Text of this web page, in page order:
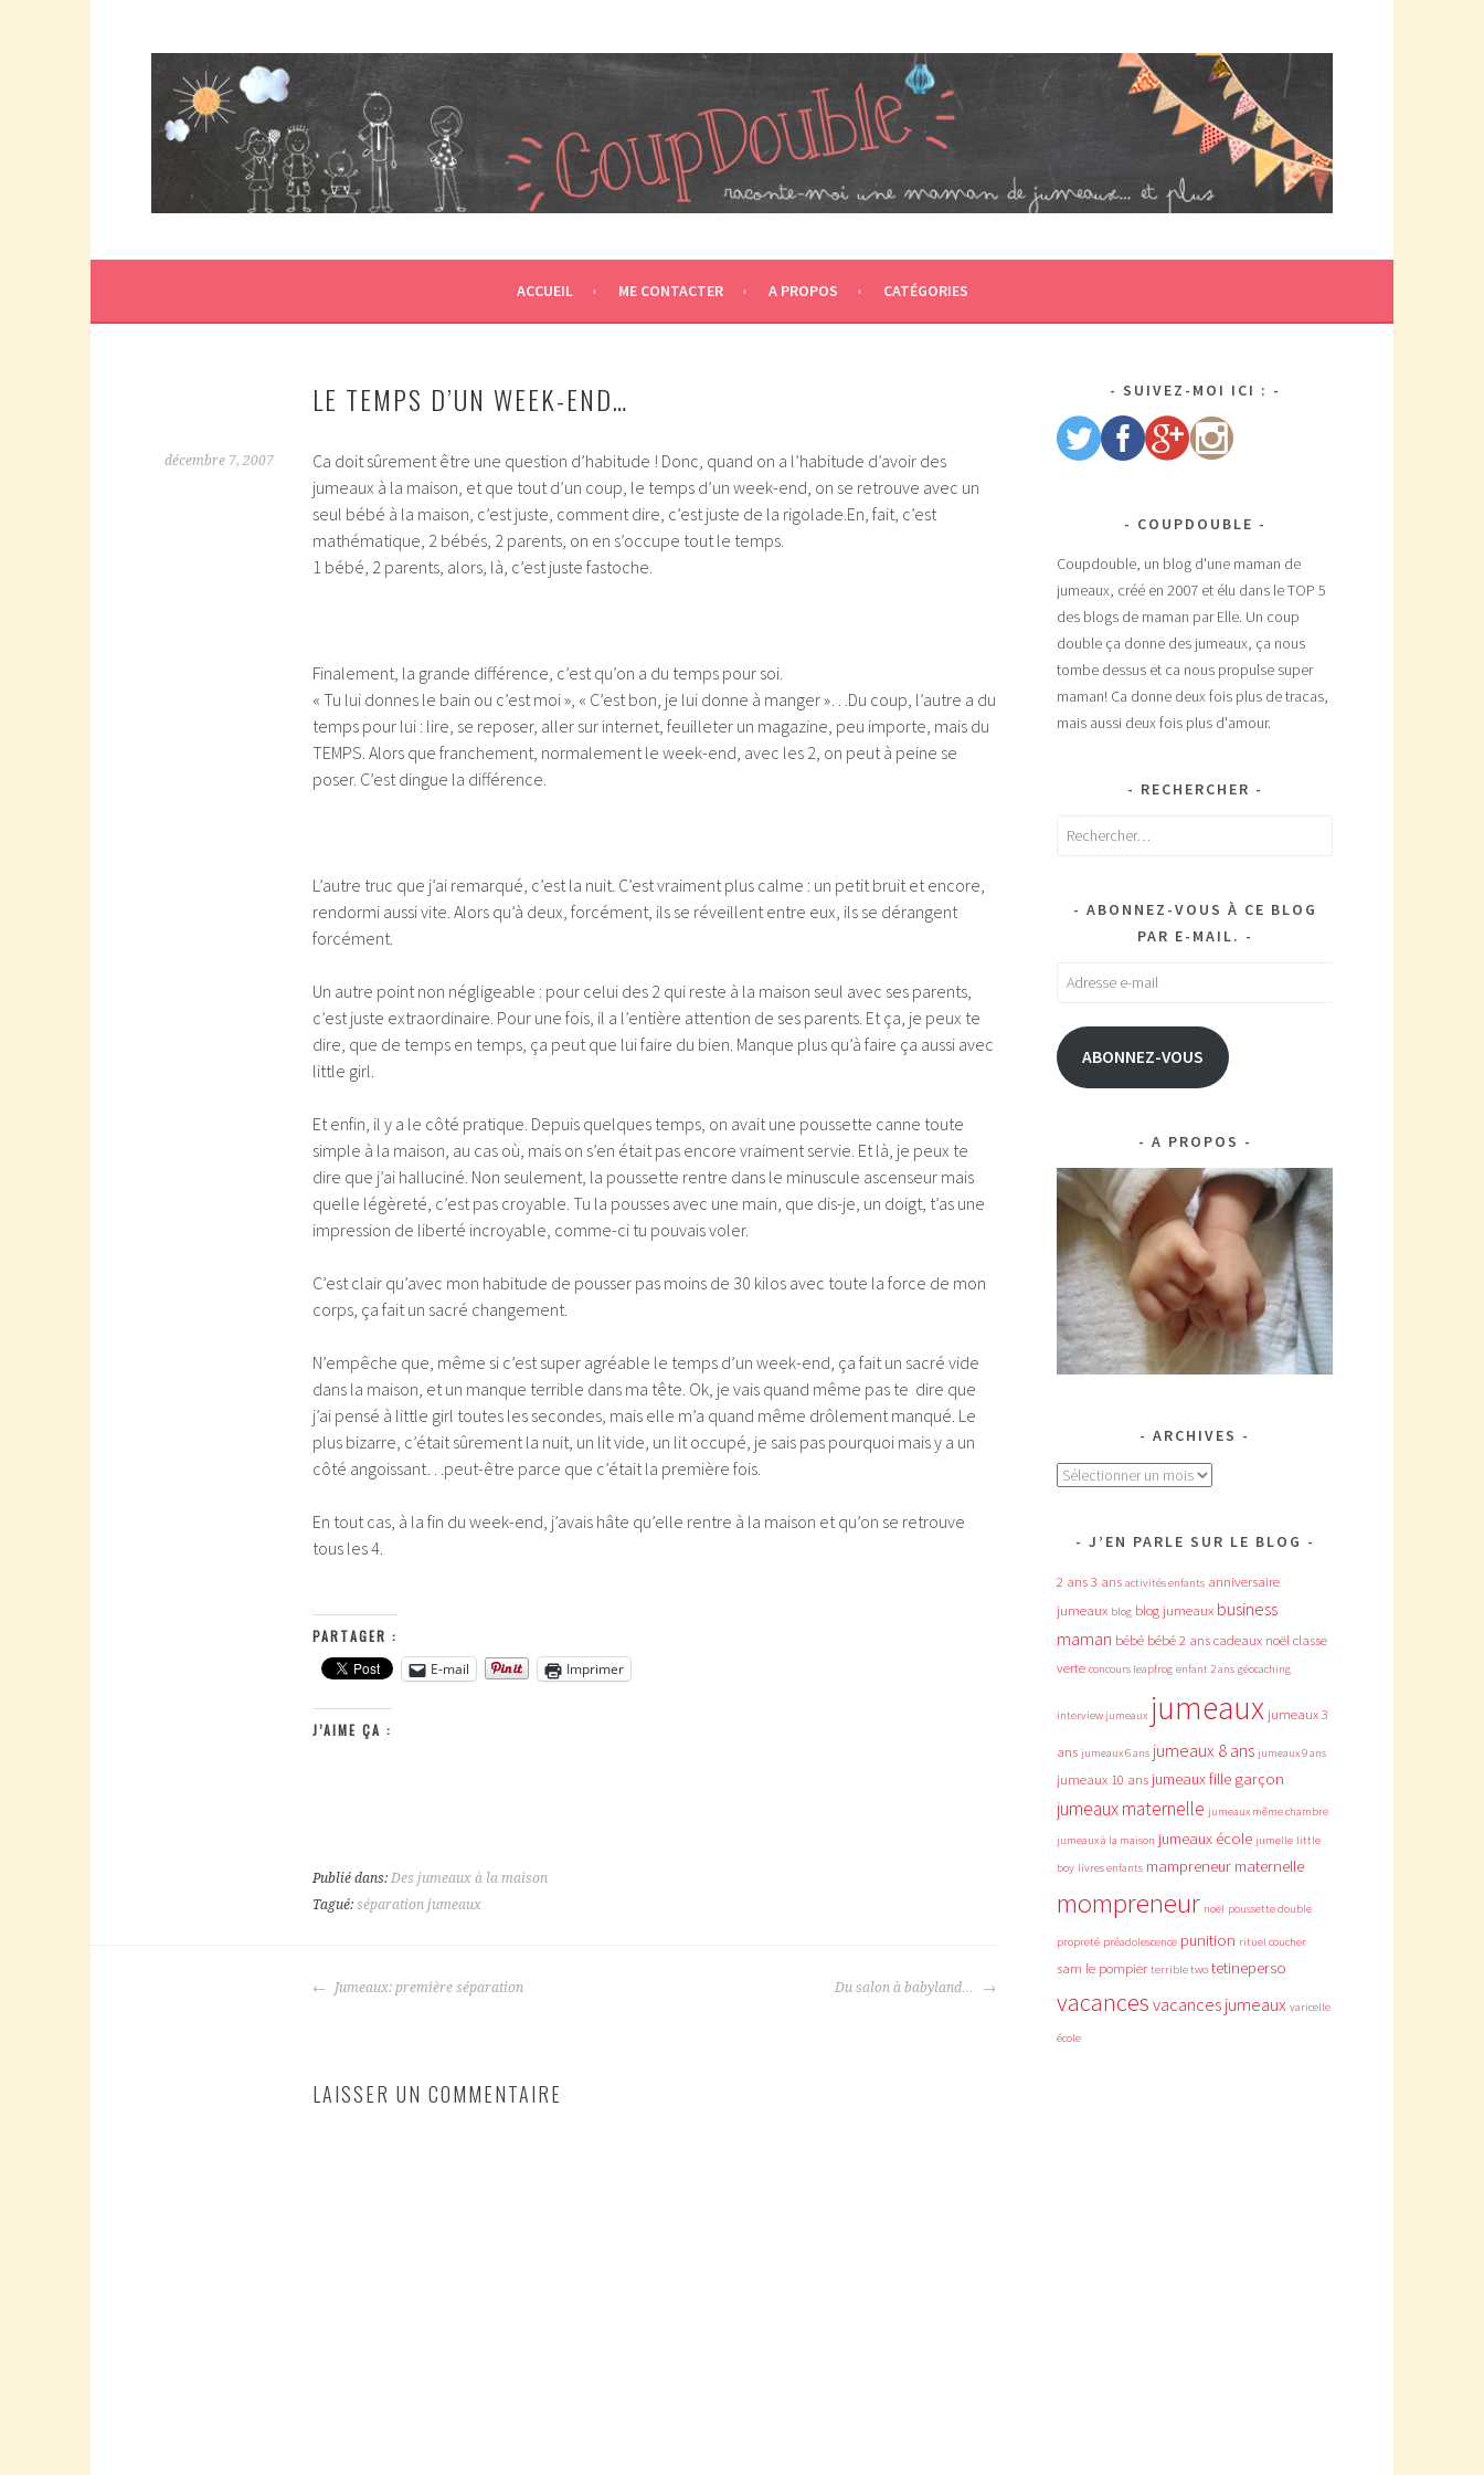
COUP DOUBLE
JUMEAUX, ÇA NOUS TOMBE DESSUS ET CA NOUS PROPULSE SUPER MAMAN! CA DONNE DEUX FOIS PLUS DE TRACAS, MAIS AUSSI DEUX FOIS PLUS D'AMOUR.
ACCUEIL ME CONTACTER A PROPOS CATÉGORIES
LE TEMPS D’UN WEEK-END…
décembre 7, 2007
Ca doit sûrement être une question d’habitude ! Donc, quand on a l’habitude d’avoir des
jumeaux à la maison, et que tout d’un coup, le temps d’un week-end, on se retrouve avec un
seul bébé à la maison, c’est juste, comment dire, c’est juste de la rigolade.En, fait, c’est
mathématique, 2 bébés, 2 parents, on en s’occupe tout le temps.
1 bébé, 2 parents, alors, là, c’est juste fastoche.
Finalement, la grande différence, c’est qu’on a du temps pour soi.
« Tu lui donnes le bain ou c’est moi », « C’est bon, je lui donne à manger »…Du coup, l’autre a du
temps pour lui : lire, se reposer, aller sur internet, feuilleter un magazine, peu importe, mais du
TEMPS. Alors que franchement, normalement le week-end, avec les 2, on peut à peine se
poser. C’est dingue la différence.
L’autre truc que j’ai remarqué, c’est la nuit. C’est vraiment plus calme : un petit bruit et encore,
rendormi aussi vite. Alors qu’à deux, forcément, ils se réveillent entre eux, ils se dérangent
forcément.
Un autre point non négligeable : pour celui des 2 qui reste à la maison seul avec ses parents,
c’est juste extraordinaire. Pour une fois, il a l’entière attention de ses parents. Et ça, je peux te
dire, que de temps en temps, ça peut que lui faire du bien. Manque plus qu’à faire ça aussi avec
little girl.
Et enfin, il y a le côté pratique. Depuis quelques temps, on avait une poussette canne toute
simple à la maison, au cas où, mais on s’en était pas encore vraiment servie. Et là, je peux te
dire que j’ai halluciné. Non seulement, la poussette rentre dans le minuscule ascenseur mais
quelle légèreté, c’est pas croyable. Tu la pousses avec une main, que dis-je, un doigt, t’as une
impression de liberté incroyable, comme-ci tu pouvais voler.
C’est clair qu’avec mon habitude de pousser pas moins de 30 kilos avec toute la force de mon
corps, ça fait un sacré changement.
N’empêche que, même si c’est super agréable le temps d’un week-end, ça fait un sacré vide
dans la maison, et un manque terrible dans ma tête. Ok, je vais quand même pas te dire que
j’ai pensé à little girl toutes les secondes, mais elle m’a quand même drôlement manqué. Le
plus bizarre, c’était sûrement la nuit, un lit vide, un lit occupé, je sais pas pourquoi mais y a un
côté angoissant…peut-être parce que c’était la première fois.
En tout cas, à la fin du week-end, j’avais hâte qu’elle rentre à la maison et qu’on se retrouve
tous les 4.
PARTAGER :
E-mail
Imprimer
J’AIME ÇA :
Publié dans: Des jumeaux à la maison
Tagué: séparation jumeaux
NAVIGATION
Jumeaux: première séparation Du salon à babyland…
LAISSER UN COMMENTAIRE
SUIVEZ-MOI ICI :
COUPDOUBLE
Coupdouble, un blog d'une maman de
jumeaux, créé en 2007 et élu dans le TOP 5
des blogs de maman par Elle. Un coup
double ça donne des jumeaux, ça nous
tombe dessus et ca nous propulse super
maman! Ca donne deux fois plus de tracas,
mais aussi deux fois plus d'amour.
RECHERCHER
Rechercher :
ABONNEZ-VOUS À CE BLOG
PAR E-MAIL.
Adresse
mail
ABONNEZ-VOUS
A PROPOS
ARCHIVES
Archives
J’EN PARLE SUR LE BLOG
2 ans3 ans activités enfants anniversaire
jumeaux blog blog jumeaux business
maman bébé bébé 2 anscadeaux noëlclasse
verte concours leapfrog enfant 2 ans géocaching
interview jumeaux jumeaux jumeaux 3
ans jumeaux 6 ans jumeaux 8 ans jumeaux 9 ans
jumeaux 10 ans jumeaux fille garçon
jumeaux maternelle jumeaux même chambre
jumeaux à la maison jumeaux école jumelle little
boy livres enfants mampreneur maternelle
mompreneur noël poussette double
propreté préadolescence punition rituel coucher
sam le pompier terrible two tetineperso
vacances vacances jumeaux varicelle
école